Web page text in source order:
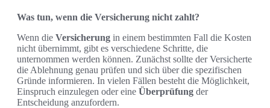
Was tun, wenn die Versicherung nicht zahlt?
Wenn die Versicherung in einem bestimmten Fall die Kosten
nicht übernimmt, gibt es verschiedene Schritte, die
unternommen werden können. Zunächst sollte der Versicherte
die Ablehnung genau prüfen und sich über die spezifischen
Gründe informieren. In vielen Fällen besteht die Möglichkeit,
Einspruch einzulegen oder eine Überprüfung der
Entscheidung anzufordern.